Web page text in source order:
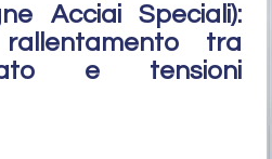
Acciai Speciali):
tra
e tensioni